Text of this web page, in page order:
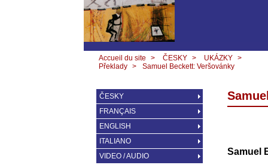
Accueil du site > ČESKY > UKÁZKY >
Překlady > Samuel Beckett: Veršovánky
Samuel
ČESKY
FRANÇAIS
ENGLISH
ITALIANO
VIDEO / AUDIO